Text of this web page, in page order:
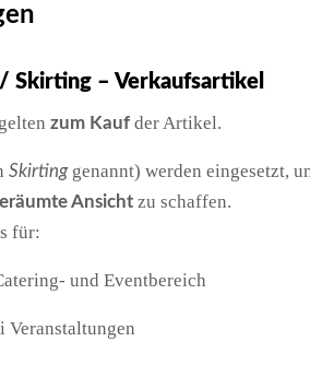
Skirting – Verkaufsartikel
zum Kauf der Artikel.
Skirtinggenannt) werden eingesetzt,
Ansicht zu schaffen.
für:
und Eventbereich
Veranstaltungen